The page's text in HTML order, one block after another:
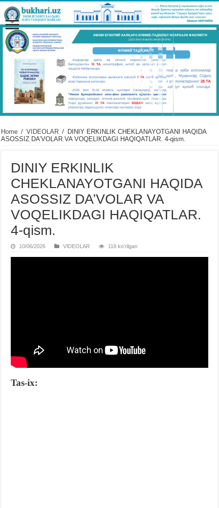
Home / VIDЕOLAR / DINIY ERKINLIK CHEKLANAYOTGANI HAQIDA
ASOSSIZ DA’VOLAR VA VOQELIKDAGI HAQIQATLAR. 4-qism.
DINIY ERKINLIK
CHEKLANAYOTGANI HAQIDA
ASOSSIZ DA’VOLAR VA
VOQELIKDAGI HAQIQATLAR.
4-qism.
10/06/2026 VIDЕOLAR 118 koʻrilgan
Tas-ix: